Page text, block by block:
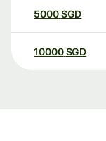
5000SGD
10000 SGD